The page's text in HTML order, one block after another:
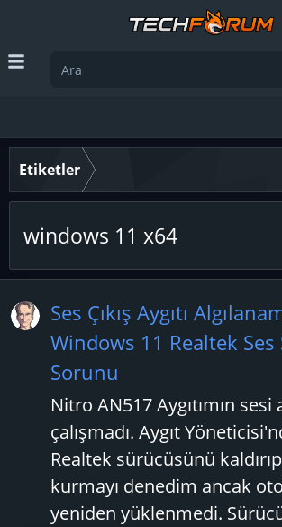
Etiketler
windows 11 x64
Ses Çıkış Aygıtı
Windows 11 Realtek
Sorunu
Nitro AN517 Aygıtımın sesi
çalışmadı. Aygıt
Realtek sürücüsünü
kurmayı denedim ancak
yeniden yüklenmedi.